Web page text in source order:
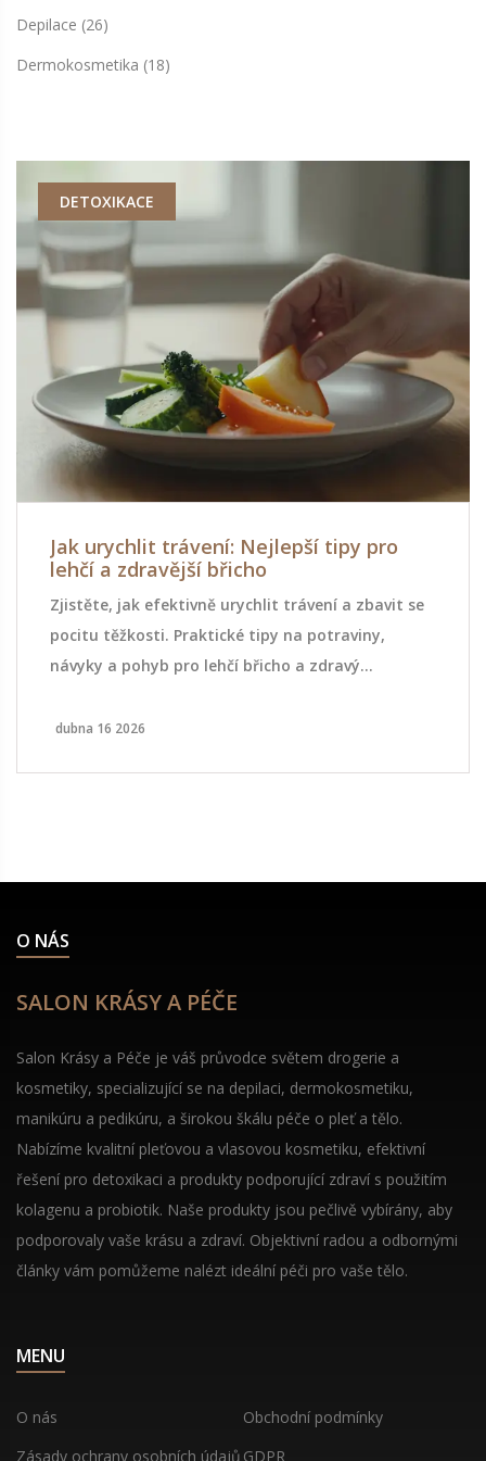
Depilace (26)
Dermokosmetika (18)
DETOXIKACE
Jak urychlit trávení: Nejlepší tipy pro
lehčí a zdravější břicho
Zjistěte, jak efektivně urychlit trávení a zbavit se
pocitu těžkosti. Praktické tipy na potraviny,
návyky a pohyb pro lehčí břicho a zdravý
dubna 16 2026
O NÁS
SALON KRÁSY A PÉČE
Salon Krásy a Péče je váš průvodce světem drogerie a
kosmetiky, specializující se na depilaci, dermokosmetiku,
manikúru a pedikúru, a širokou škálu péče o pleť a tělo.
Nabízíme kvalitní pleťovou a vlasovou kosmetiku, efektivní
řešení pro detoxikaci a produkty podporující zdraví s použitím
kolagenu a probiotik. Naše produkty jsou pečlivě vybírány, aby
podporovaly vaše krásu a zdraví. Objektivní radou a odbornými
články vám pomůžeme nalézt ideální péči pro vaše tělo.
MENU
O nás
Obchodní podmínky
Zásady ochrany osobních údajů GDPR